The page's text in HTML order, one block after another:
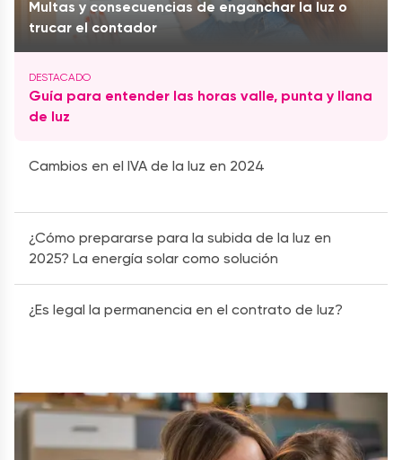
Multas y consecuencias de enganchar la luz o
trucar el contador
Guía para entender las horas valle, punta y llana
de luz
Cambios en el IVA de la luz en 2024
¿Cómo prepararse para la subida de la luz en
2025? La energía solar como solución
¿Es legal la permanencia en el contrato de luz?